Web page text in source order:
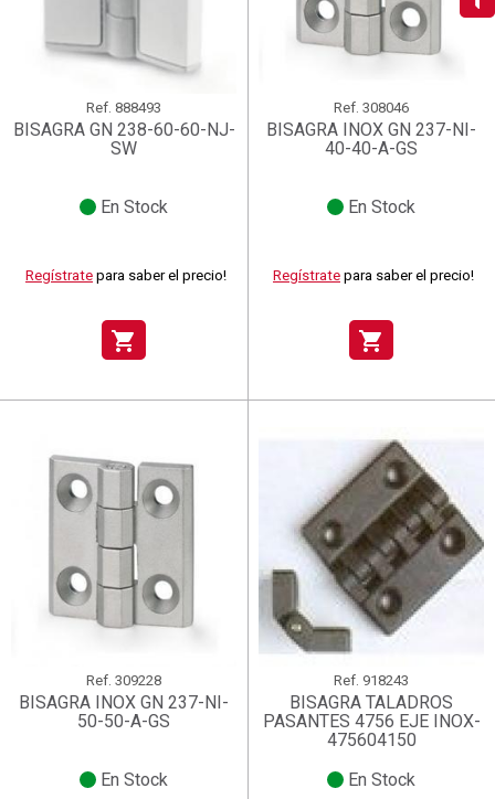
add_circle_outline
Cancelar
((cancelText)) ((deleteText))Iniciar sesión
((cancelText))
((cancelText))
Ref. 888493
BISAGRA GN 238-60-60-NJ-
SW
En Stock
Regístrate para saber el precio!
shopping_cart
Ref. 308046
BISAGRA INOX GN 237-NI-
40-40-A-GS
En Stock
Regístrate para saber el precio!
shopping_cart
Ref. 309228
BISAGRA INOX GN 237-NI-
50-50-A-GS
En Stock
Ref. 918243
BISAGRA TALADROS
PASANTES 4756 EJE INOX-
475604150
En Stock